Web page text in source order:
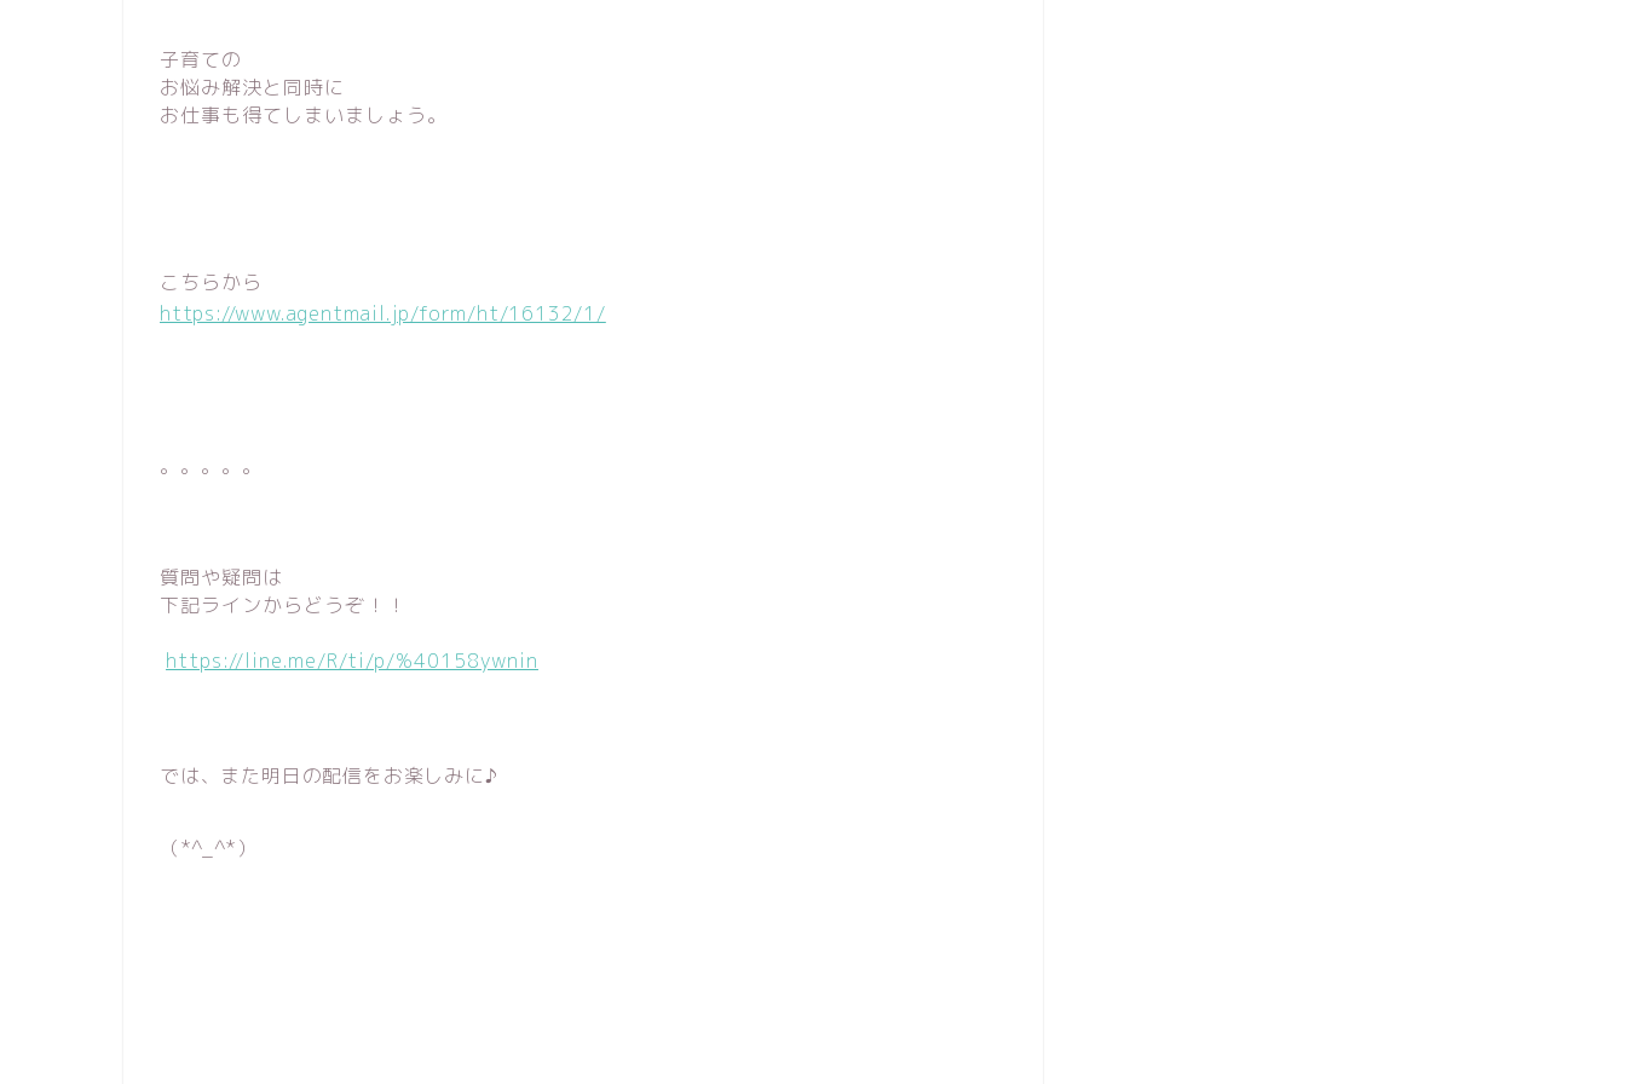
子育ての
お悩み解決と同時に
お仕事も得てしまいましょう。
こちらから
https://www.agentmail.jp/form/ht/16132/1/
。。。。。
質問や疑問は
下記ラインからどうぞ！！
https://line.me/R/ti/p/%40158ywnin
では、また明日の配信をお楽しみに♪
（*^_^*）